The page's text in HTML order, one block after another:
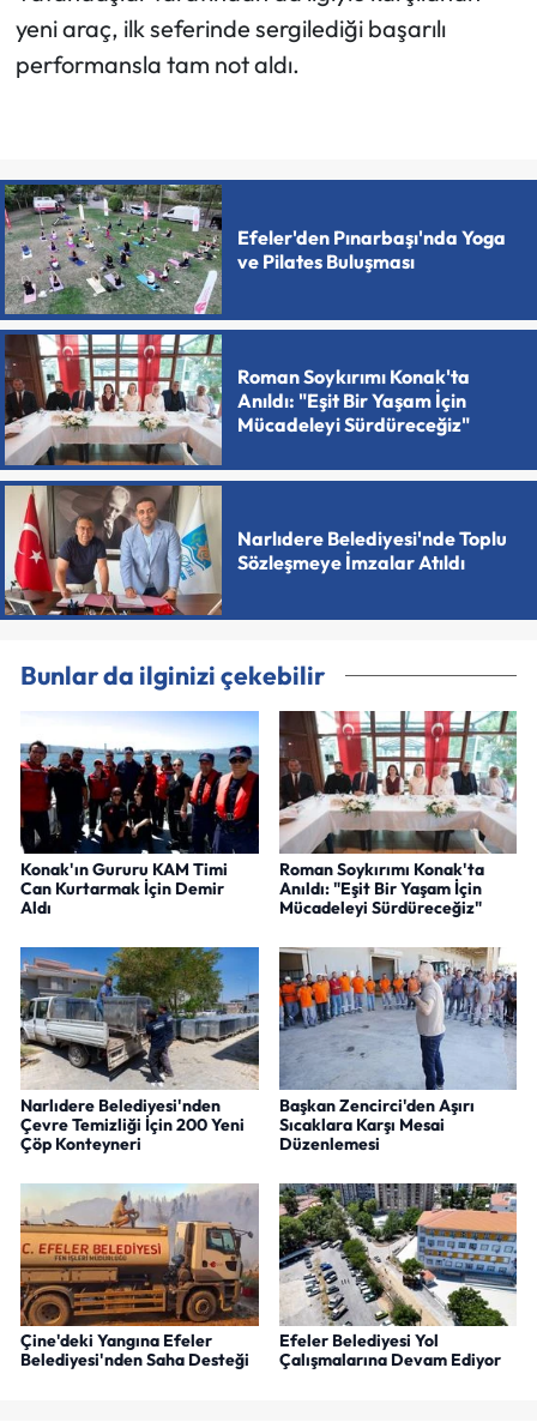
yeni araç, ilk seferinde sergilediği başarılı
performansla tam not aldı.
Efeler'den Pınarbaşı'nda Yoga
ve Pilates Buluşması
Roman Soykırımı Konak'ta
Anıldı: "Eşit Bir Yaşam İçin
Mücadeleyi Sürdüreceğiz"
Narlıdere Belediyesi'nde Toplu
Sözleşmeye İmzalar Atıldı
Bunlar da ilginizi çekebilir
Konak'ın Gururu KAM Timi
Can Kurtarmak İçin Demir
Aldı
Roman Soykırımı Konak'ta
Anıldı: "Eşit Bir Yaşam İçin
Mücadeleyi Sürdüreceğiz"
Narlıdere Belediyesi'nden
Çevre Temizliği İçin 200 Yeni
Çöp Konteyneri
Başkan Zencirci'den Aşırı
Sıcaklara Karşı Mesai
Düzenlemesi
Çine'deki Yangına Efeler
Belediyesi'nden Saha Desteği
Efeler Belediyesi Yol
Çalışmalarına Devam Ediyor